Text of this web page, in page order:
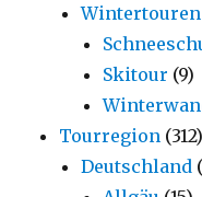
Wintertouren
Skitour (9)
Tourregion (312)
Deutschland